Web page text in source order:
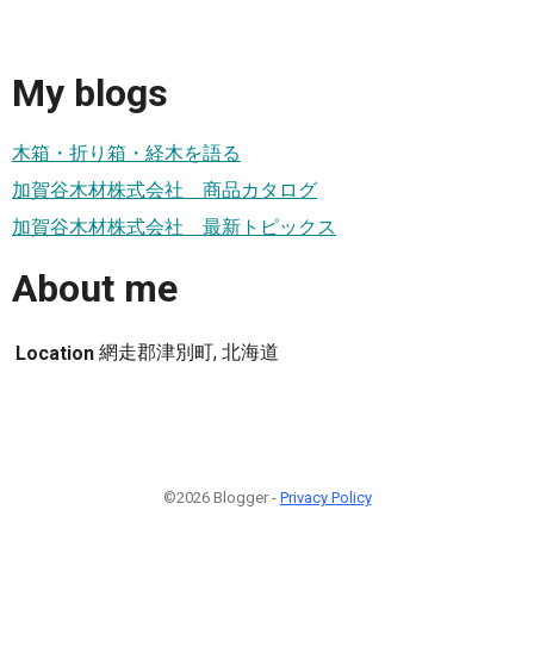
My blogs
木箱・折り箱・経木を語る
加賀谷木材株式会社 商品カタログ
加賀谷木材株式会社 最新トピックス
About me
Location 網走郡津別町, 北海道
©2026 Blogger - Privacy Policy